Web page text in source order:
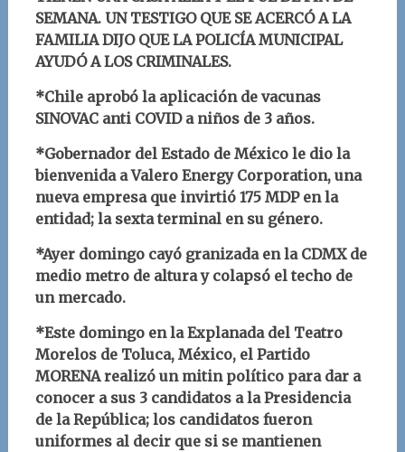
SEMANA. UN TESTIGO QUE SE ACERCÓ A LA
FAMILIA DIJO QUE LA POLICÍA MUNICIPAL
AYUDÓ A LOS CRIMINALES.
*Chile aprobó la aplicación de vacunas
SINOVAC anti COVID a niños de 3 años.
*Gobernador del Estado de México le dio la
bienvenida aValero Energy Corporation, una
nueva empresa que invirtió 175 MDP en la
entidad; la sexta terminal en su género.
*Ayer domingo cayó granizada en la CDMX de
medio metro de altura y colapsó el techo de
un mercado.
*Este domingo en la Explanada del Teatro
Morelos de Toluca, México, el Partido
MORENA realizó un mitin político para dar a
conocer a sus 3 candidatos a la Presidencia
de la República; los candidatos fueron
uniformes al decir que si se mantienen